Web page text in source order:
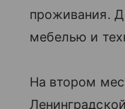
проживания.
мебелью и
На втором